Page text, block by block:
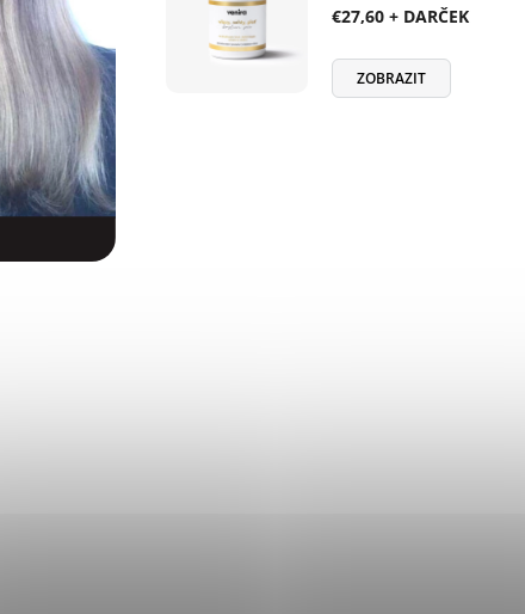
€27,60 + DARČEK
ZOBRAZIT